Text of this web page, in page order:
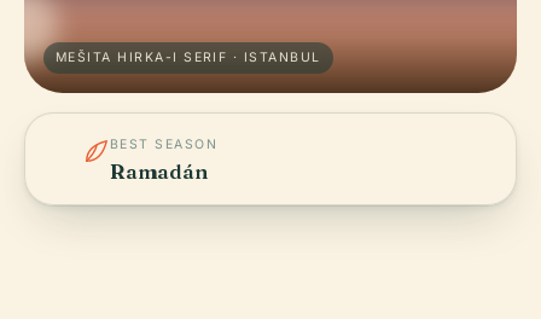
MEŠITA HIRKA-I SERIF · ISTANBUL
BEST SEASON
Ramadán